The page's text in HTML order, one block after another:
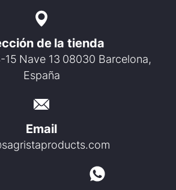
de la tienda
15 Nave 13 08030 Barcelona,
España
Email